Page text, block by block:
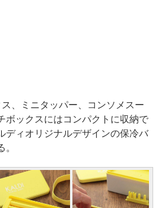
、ミニタッパー、コンソメスー
ボックスにはコンパクトに収納で
ディオリジナルデザインの保冷バ